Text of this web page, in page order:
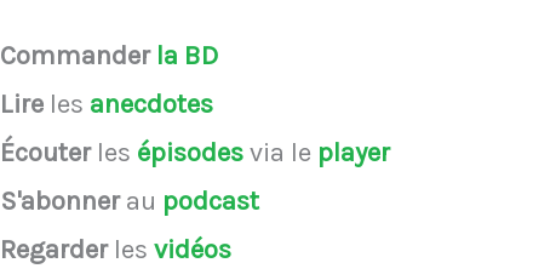
Commander la BD
Lire les anecdotes
Écouterles épisodesvia le player
S'abonnerau podcast
Regarderlesvidéos